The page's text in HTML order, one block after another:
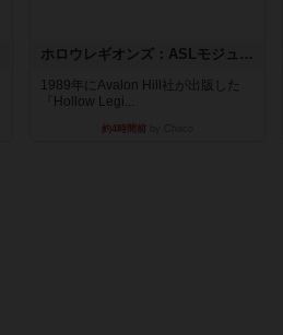
ホロウレギオンズ：ASLモジュール7
1989年にAvalon Hill社が出版した
『Hollow Legi...
約4時間前